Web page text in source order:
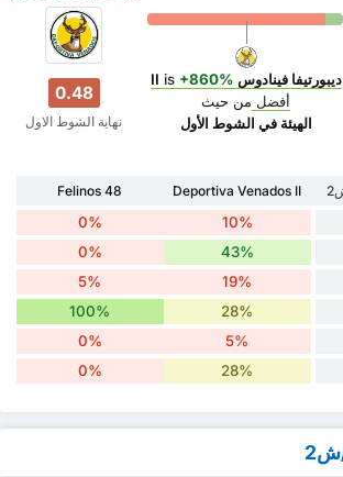
0.48
نهاية الشوط الاول
ديبورتيفا فينادوس II is +860%
أفضل من حيث
‏الهيئة في الشوط الأول
Deportiva Venados II
Felinos 48
10%
0%
43%
0%
19%
5%
28%
100%
5%
0%
28%
0%